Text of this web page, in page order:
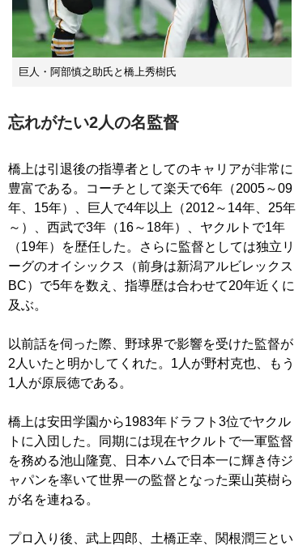
巨人・阿部慎之助氏と橋上秀樹氏
忘れがたい2人の名監督
橋上は引退後の指導者としてのキャリアが非常に
豊富である。コーチとして楽天で6年（2005～09
年、15年）、巨人で4年以上（2012～14年、25年
～）、西武で3年（16～18年）、ヤクルトで1年
（19年）を歴任した。さらに監督としては独立リ
ーグのオイシックス（前身は新潟アルビレックス
BC）で5年を数え、指導歴は合わせて20年近くに
及ぶ。
以前話を伺った際、野球界で影響を受けた監督が
2人いたと明かしてくれた。1人が野村克也、もう
1人が原辰徳である。
橋上は安田学園から1983年ドラフト3位でヤクル
トに入団した。同期には現在ヤクルトで一軍監督
を務める池山隆寛、日本ハムで日本一に輝き侍ジ
ャパンを率いて世界一の監督となった栗山英樹ら
が名を連ねる。
プロ入り後、武上四郎、土橋正幸、関根潤三とい